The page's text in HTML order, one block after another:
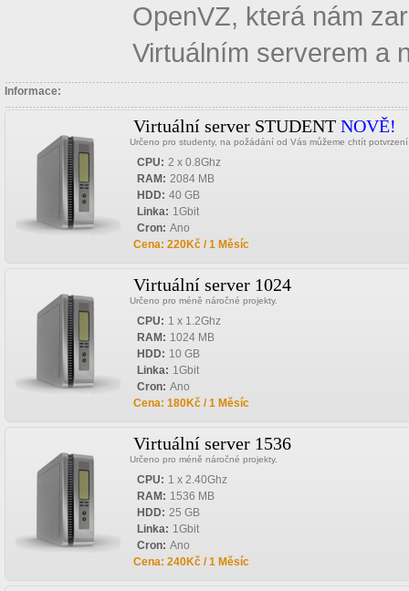
OpenVZ, která nám
Virtuálním serverem a
Informace:
Virtuální server STUDENT NOVĚ!
Určeno pro studenty, na požádání od Vás můžeme chtít
CPU: 2 x 0.8Ghz
RAM: 2084 MB
HDD: 40 GB
Linka: 1Gbit
Cron: Ano
Cena: 220Kč / 1 Měsíc
Virtuální server 1024
Určeno pro méně náročné projekty.
CPU: 1 x 1.2Ghz
RAM: 1024 MB
HDD: 10 GB
Linka: 1Gbit
Cron: Ano
Cena: 180Kč / 1 Měsíc
Virtuální server 1536
Určeno pro méně náročné projekty.
CPU: 1 x 2.40Ghz
RAM: 1536 MB
HDD: 25 GB
Linka: 1Gbit
Cron: Ano
Cena: 240Kč / 1 Měsíc